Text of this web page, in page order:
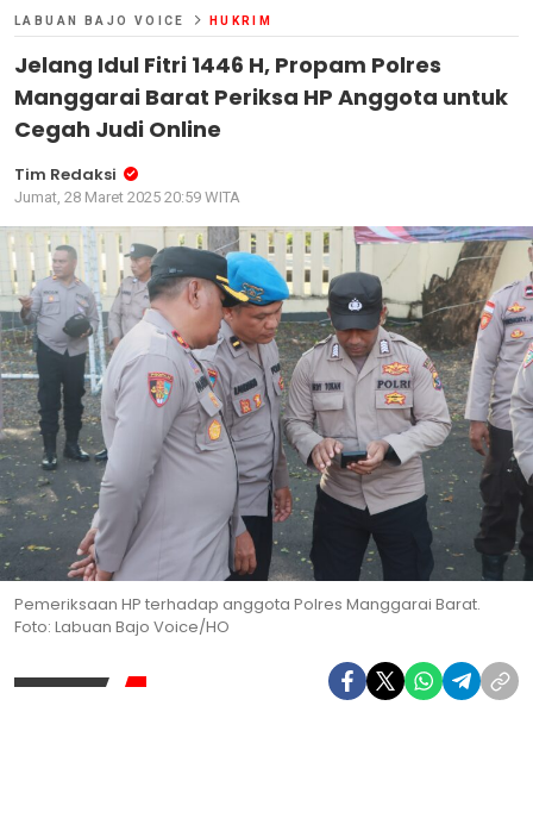
LABUAN BAJO VOICE HUKRIM
Jelang Idul Fitri 1446 H, Propam Polres
Manggarai Barat Periksa HP Anggota untuk
Cegah Judi Online
Tim Redaksi
Jumat, 28 Maret 2025 20:59 WITA
Pemeriksaan HP terhadap anggota Polres Manggarai Barat.
Foto: Labuan Bajo Voice/HO